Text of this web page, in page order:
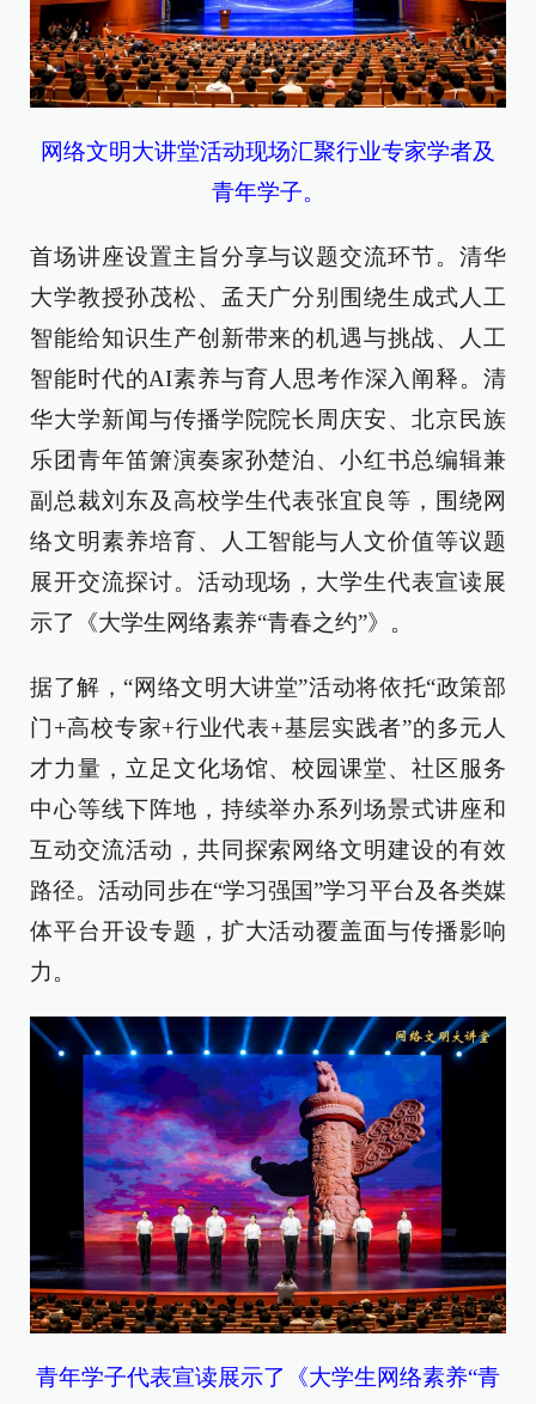
网络文明大讲堂活动现场汇聚行业专家学者及
青年学子。
首场讲座设置主旨分享与议题交流环节。清华
大学教授孙茂松、孟天广分别围绕生成式人工
智能给知识生产创新带来的机遇与挑战、人工
智能时代的AI素养与育人思考作深入阐释。清
华大学新闻与传播学院院长周庆安、北京民族
乐团青年笛箫演奏家孙楚泊、小红书总编辑兼
副总裁刘东及高校学生代表张宜良等，围绕网
络文明素养培育、人工智能与人文价值等议题
展开交流探讨。活动现场，大学生代表宣读展
示了《大学生网络素养“青春之约”》。
据了解，“网络文明大讲堂”活动将依托“政策部
门+高校专家+行业代表+基层实践者”的多元人
才力量，立足文化场馆、校园课堂、社区服务
中心等线下阵地，持续举办系列场景式讲座和
互动交流活动，共同探索网络文明建设的有效
路径。活动同步在“学习强国”学习平台及各类媒
体平台开设专题，扩大活动覆盖面与传播影响
力。
青年学子代表宣读展示了《大学生网络素养“青